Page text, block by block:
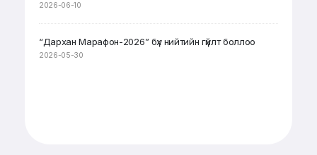
2026-06-10
“Дархан Марафон-2026” бүх нийтийн гүйлт боллоо
2026-05-30